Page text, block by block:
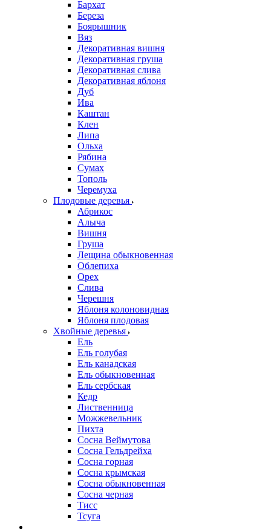
Бархат
Береза
Боярышник
Вяз
Декоративная вишня
Декоративная груша
Декоративная слива
Декоративная яблоня
Дуб
Ива
Каштан
Клен
Липа
Ольха
Рябина
Сумах
Тополь
Черемуха
Плодовые деревья
Абрикос
Алыча
Вишня
Груша
Лещина обыкновенная
Облепиха
Орех
Слива
Черешня
Яблоня колоновидная
Яблоня плодовая
Хвойные деревья
Ель
Ель голубая
Ель канадская
Ель обыкновенная
Ель сербская
Кедр
Лиственница
Можжевельник
Пихта
Сосна Веймутова
Сосна Гельдрейха
Сосна горная
Сосна крымская
Сосна обыкновенная
Сосна черная
Тисс
Тсуга